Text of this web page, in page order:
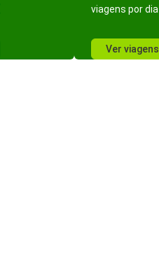
viagens por dia
Ver viagens